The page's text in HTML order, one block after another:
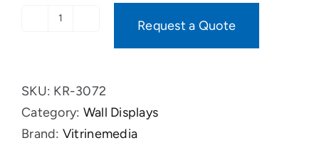
quantity
Request a Quote
SKU: KR-3072
Category: Wall Displays
Brand: Vitrinemedia